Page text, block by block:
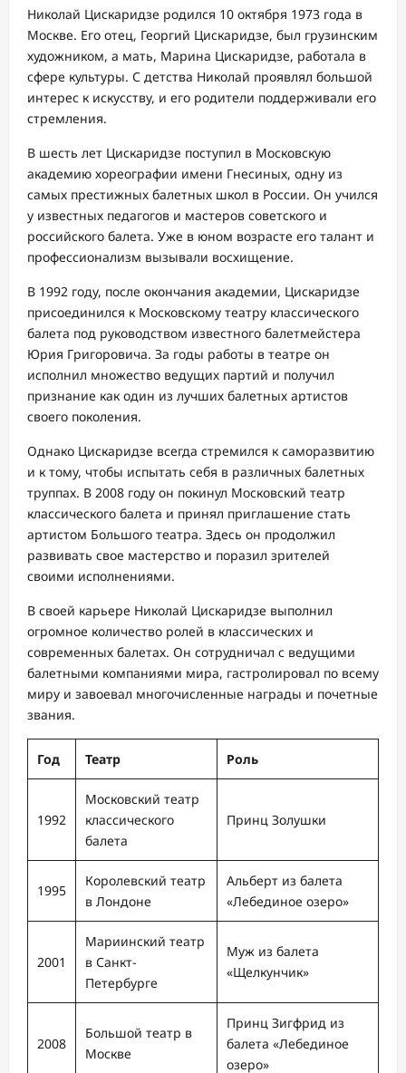
Николай Цискаридзе родился 10 октября 1973 года в
Москве. Его отец, Георгий Цискаридзе, был грузинским
художником, а мать, Марина Цискаридзе, работала в
сфере культуры. С детства Николай проявлял большой
интерес к искусству, и его родители поддерживали его
стремления.
В шесть лет Цискаридзе поступил в Московскую
академию хореографии имени Гнесиных, одну из
самых престижных балетных школ в России. Он учился
у известных педагогов и мастеров советского и
российского балета. Уже в юном возрасте его талант и
профессионализм вызывали восхищение.
В 1992 году, после окончания академии, Цискаридзе
присоединился к Московскому театру классического
балета под руководством известного балетмейстера
Юрия Григоровича. За годы работы в театре он
исполнил множество ведущих партий и получил
признание как один из лучших балетных артистов
своего поколения.
Однако Цискаридзе всегда стремился к саморазвитию
и к тому, чтобы испытать себя в различных балетных
труппах. В 2008 году он покинул Московский театр
классического балета и принял приглашение стать
артистом Большого театра. Здесь он продолжил
развивать свое мастерство и поразил зрителей
своими исполнениями.
В своей карьере Николай Цискаридзе выполнил
огромное количество ролей в классических и
современных балетах. Он сотрудничал с ведущими
балетными компаниями мира, гастролировал по всему
миру и завоевал многочисленные награды и почетные
звания.
Год Театр Роль
1992
Московский театр
классического
балета
Принц Золушки
1995
Королевский театр
в Лондоне
Альберт из балета
«Лебединое озеро»
2001
Мариинский театр
в Санкт-
Петербурге
Муж из балета
«Щелкунчик»
2008
Большой театр в
Москве
Принц Зигфрид из
балета «Лебединое
озеро»